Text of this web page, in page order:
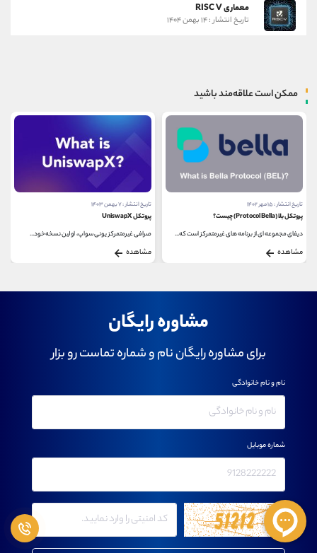
معماری RISC V
تاریخ انتشار : ۱۴ بهمن ۱۴۰۴
ممکن است علاقه‌مند باشید
تاریخ انتشار : ۱۵ مهر ۱۴۰۲
پروتکل بلا (Protocol Bella) چیست؟
دیفای مجموعه ای از برنامه های غیرمتمرکز است که...
مشاهده
تاریخ انتشار : ۷ بهمن ۱۴۰۳
پروتکل UniswapX
صرافی غیرمتمرکز یونی سواپ، اولین نسخه خود...
مشاهده
مشاوره رایگان
برای مشاوره رایگان نام و شماره تماست رو بزار
نام و نام خانوادگی
شماره موبایل